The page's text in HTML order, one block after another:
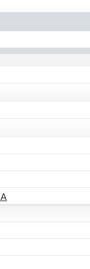
17:39
вы не